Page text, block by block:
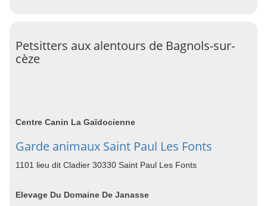
Petsitters aux alentours de Bagnols-sur-
cèze
Centre Canin La Gaïdocienne
Garde animaux Saint Paul Les Fonts
1101 lieu dit Cladier 30330 Saint Paul Les Fonts
Elevage Du Domaine De Janasse